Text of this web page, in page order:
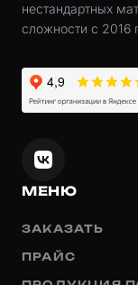
нестандартных
сложности с 2016
МЕНЮ
ЗАКАЗАТЬ
ПРАЙС